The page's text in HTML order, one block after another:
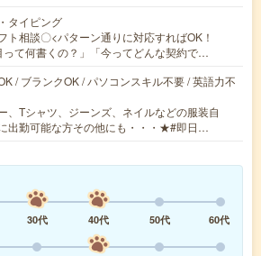
タイピング
ト相談〇<パターン通りに対応すればOK！
って何書くの？」「今ってどんな契約で…
/ ブランクOK / パソコンスキル不要 / 英語力不
、Tシャツ、ジーンズ、ネイルなどの服装自
出勤可能な方その他にも・・・★#即日…
30代 40代 50代
60代